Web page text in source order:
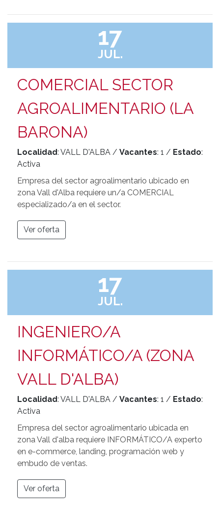
17
JUL.
COMERCIAL SECTOR
AGROALIMENTARIO (LA
BARONA)
Localidad: VALL D'ALBA / Vacantes: 1 / Estado:
Activa
Empresa del sector agroalimentario ubicado en
zona Vall d'Alba requiere un/a COMERCIAL
especializado/a en el sector.
Ver oferta
17
JUL.
INGENIERO/A
INFORMÁTICO/A (ZONA
VALL D'ALBA)
Localidad: VALL D'ALBA / Vacantes: 1 / Estado:
Activa
Empresa del sector agroalimentario ubicada en
zona Vall d'alba requiere INFORMÁTICO/A experto
en e-commerce, landing, programación web y
embudo de ventas.
Ver oferta